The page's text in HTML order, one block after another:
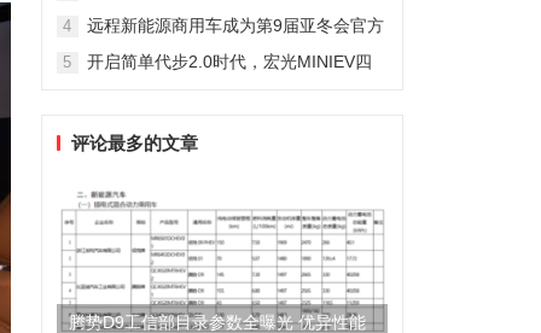
4
远程新能源商用车成为第9届亚冬会官方
线
5
开启简单代步2.0时代，宏光MINIEV四
评论最多的文章
腾势D9工信部目录参数全曝光 优异性能